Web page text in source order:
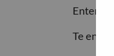
Enter
Te